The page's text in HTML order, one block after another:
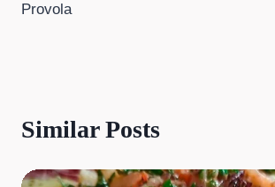
Provola
Similar Posts